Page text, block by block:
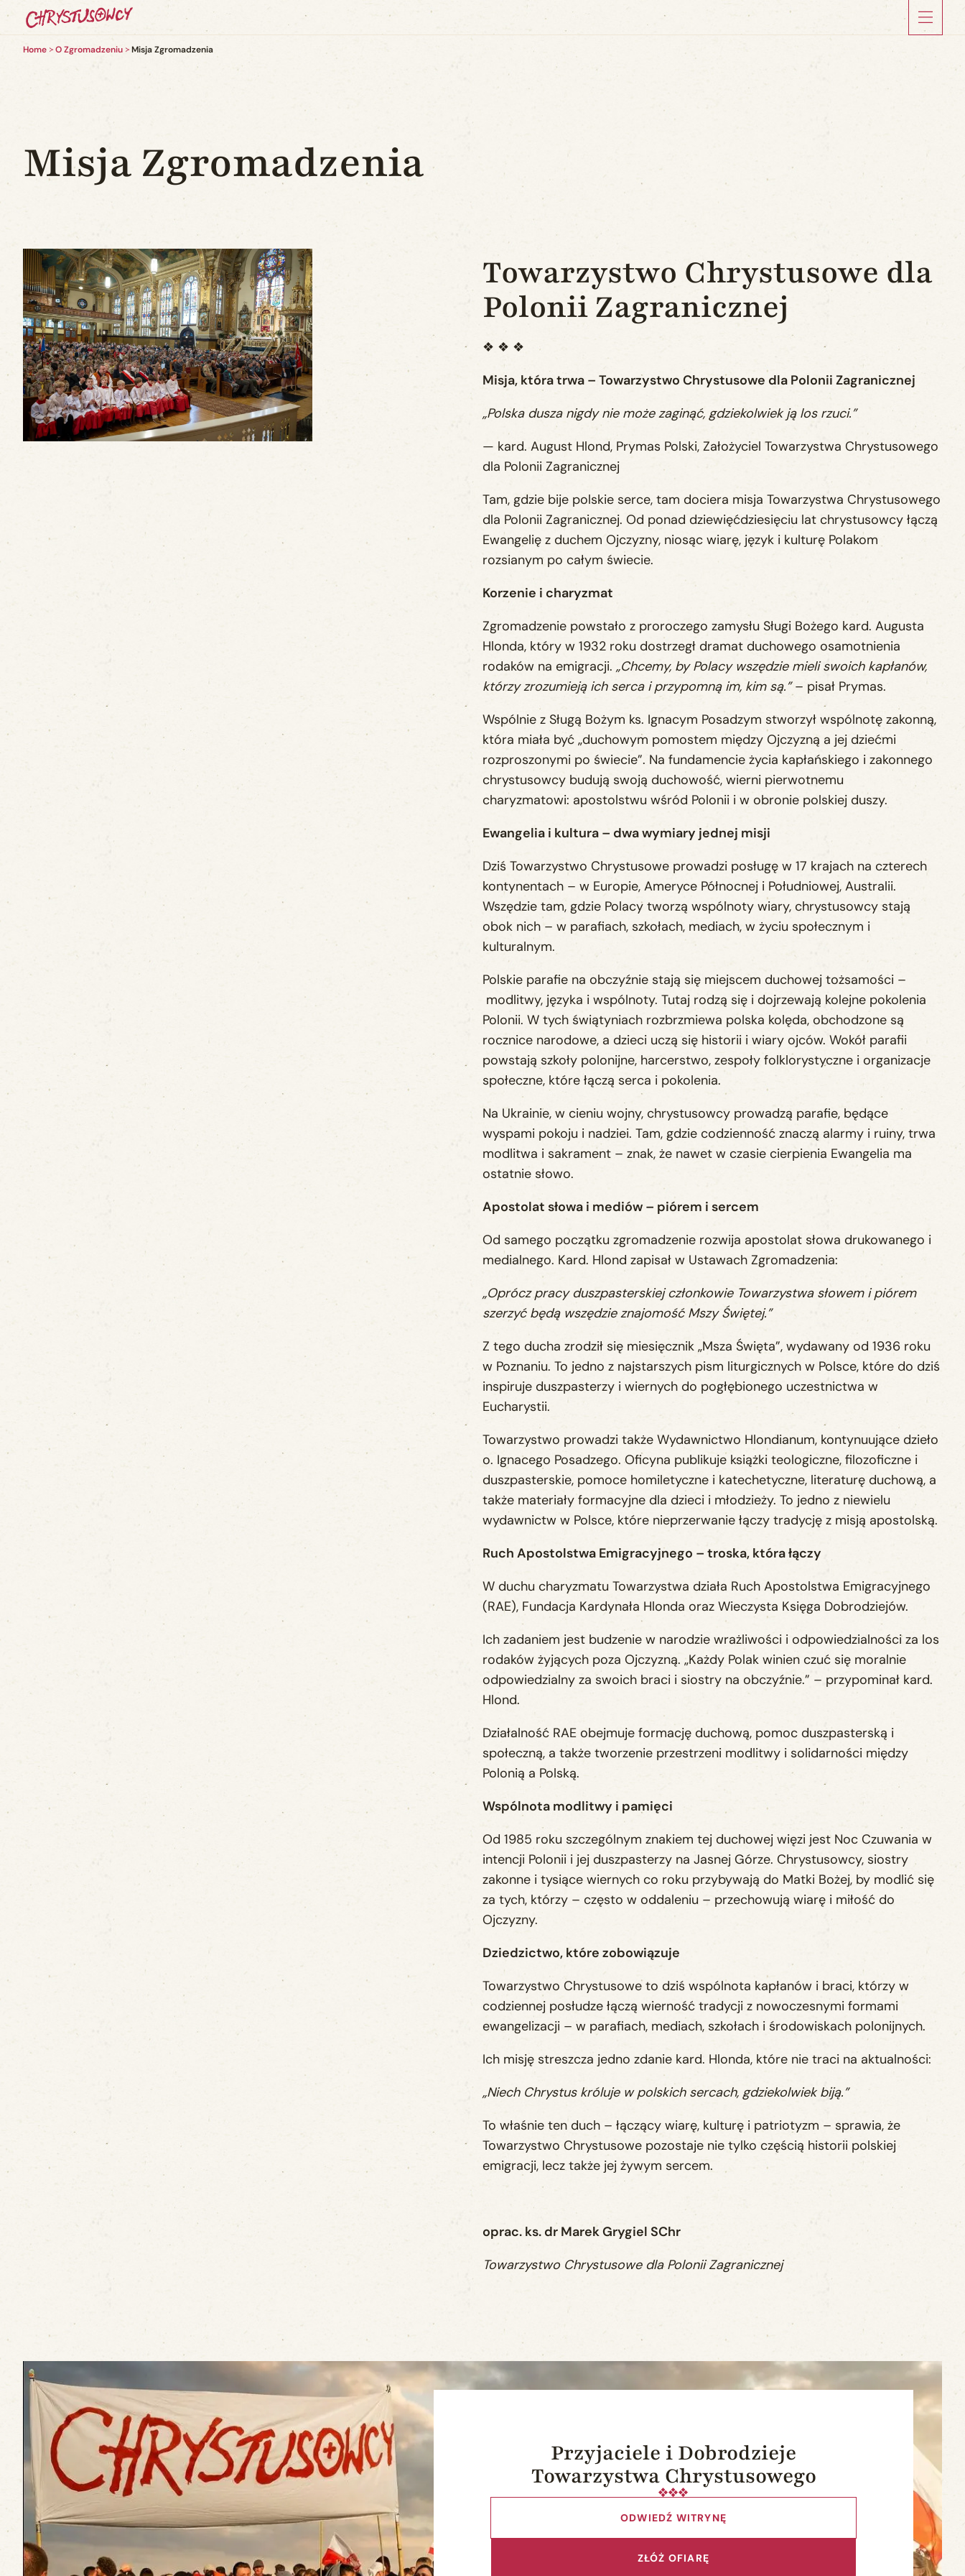
Home O Zgromadzeniu Misja Zgromadzenia
Misja Zgromadzenia
Towarzystwo Chrystusowe dla
Polonii Zagranicznej
❖ ❖ ❖
Misja, która trwa – Towarzystwo Chrystusowe dla Polonii Zagranicznej
„Polska dusza nigdy nie może zaginąć, gdziekolwiek ją los rzuci.”
— kard. August Hlond, Prymas Polski, Założyciel Towarzystwa Chrystusowego
dla Polonii Zagranicznej
Tam, gdzie bije polskie serce, tam dociera misja Towarzystwa Chrystusowego
dla Polonii Zagranicznej. Od ponad dziewięćdziesięciu lat chrystusowcy łączą
Ewangelię z duchem Ojczyzny, niosąc wiarę, język i kulturę Polakom
rozsianym po całym świecie.
Korzenie i charyzmat
Zgromadzenie powstało z proroczego zamysłu Sługi Bożego kard. Augusta
Hlonda, który w 1932 roku dostrzegł dramat duchowego osamotnienia
rodaków na emigracji. „Chcemy, by Polacy wszędzie mieli swoich kapłanów,
którzy zrozumieją ich serca i przypomną im, kim są.”– pisał Prymas.
Wspólnie z Sługą Bożym ks. Ignacym Posadzym stworzył wspólnotę zakonną,
która miała być „duchowym pomostem między Ojczyzną a jej dziećmi
rozproszonymi po świecie”. Na fundamencie życia kapłańskiego i zakonnego
chrystusowcy budują swoją duchowość, wierni pierwotnemu
charyzmatowi: apostolstwu wśród Polonii i w obronie polskiej duszy.
Ewangelia i kultura – dwa wymiary jednej misji
Dziś Towarzystwo Chrystusowe prowadzi posługę w 17 krajach na czterech
kontynentach – w Europie, Ameryce Północnej i Południowej, Australii.
Wszędzie tam, gdzie Polacy tworzą wspólnoty wiary, chrystusowcy stają
obok nich – w parafiach, szkołach, mediach, w życiu społecznym i
kulturalnym.
Polskie parafie na obczyźnie stają się miejscem duchowej tożsamości –
modlitwy, języka i wspólnoty. Tutaj rodzą się i dojrzewają kolejne pokolenia
Polonii. W tych świątyniach rozbrzmiewa polska kolęda, obchodzone są
rocznice narodowe, a dzieci uczą się historii i wiary ojców. Wokół parafii
powstają szkoły polonijne, harcerstwo, zespoły folklorystyczne i organizacje
społeczne, które łączą serca i pokolenia.
Na Ukrainie, w cieniu wojny, chrystusowcy prowadzą parafie, będące
wyspami pokoju i nadziei. Tam, gdzie codzienność znaczą alarmy i ruiny, trwa
modlitwa i sakrament – znak, że nawet w czasie cierpienia Ewangelia ma
ostatnie słowo.
Apostolat słowa i mediów – piórem i sercem
Od samego początku zgromadzenie rozwija apostolat słowa drukowanego i
medialnego. Kard. Hlond zapisał w Ustawach Zgromadzenia:
„Oprócz pracy duszpasterskiej członkowie Towarzystwa słowem i piórem
szerzyć będą wszędzie znajomość Mszy Świętej.”
Z tego ducha zrodził się miesięcznik „Msza Święta”, wydawany od 1936 roku
w Poznaniu. To jedno z najstarszych pism liturgicznych w Polsce, które do dziś
inspiruje duszpasterzy i wiernych do pogłębionego uczestnictwa w
Eucharystii.
Towarzystwo prowadzi także Wydawnictwo Hlondianum, kontynuujące dzieło
o. Ignacego Posadzego. Oficyna publikuje książki teologiczne, filozoficzne i
duszpasterskie, pomoce homiletyczne i katechetyczne, literaturę duchową, a
także materiały formacyjne dla dzieci i młodzieży. To jedno z niewielu
wydawnictw w Polsce, które nieprzerwanie łączy tradycję z misją apostolską.
Ruch Apostolstwa Emigracyjnego – troska, która łączy
W duchu charyzmatu Towarzystwa działa Ruch Apostolstwa Emigracyjnego
(RAE), Fundacja Kardynała Hlonda oraz Wieczysta Księga Dobrodziejów.
Ich zadaniem jest budzenie w narodzie wrażliwości i odpowiedzialności za los
rodaków żyjących poza Ojczyzną. „Każdy Polak winien czuć się moralnie
odpowiedzialny za swoich braci i siostry na obczyźnie.” – przypominał kard.
Hlond.
Działalność RAE obejmuje formację duchową, pomoc duszpasterską i
społeczną, a także tworzenie przestrzeni modlitwy i solidarności między
Polonią a Polską.
Wspólnota modlitwy i pamięci
Od 1985 roku szczególnym znakiem tej duchowej więzi jest Noc Czuwania w
intencji Polonii i jej duszpasterzy na Jasnej Górze. Chrystusowcy, siostry
zakonne i tysiące wiernych co roku przybywają do Matki Bożej, by modlić się
za tych, którzy – często w oddaleniu – przechowują wiarę i miłość do
Ojczyzny.
Dziedzictwo, które zobowiązuje
Towarzystwo Chrystusowe to dziś wspólnota kapłanów i braci, którzy w
codziennej posłudze łączą wierność tradycji z nowoczesnymi formami
ewangelizacji – w parafiach, mediach, szkołach i środowiskach polonijnych.
Ich misję streszcza jedno zdanie kard. Hlonda, które nie traci na aktualności:
„Niech Chrystus króluje w polskich sercach, gdziekolwiek biją.”
To właśnie ten duch – łączący wiarę, kulturę i patriotyzm – sprawia, że
Towarzystwo Chrystusowe pozostaje nie tylko częścią historii polskiej
emigracji, lecz także jej żywym sercem.
oprac. ks. dr Marek Grygiel SChr
Towarzystwo Chrystusowe dla Polonii Zagranicznej
Przyjaciele i Dobrodzieje
Towarzystwa Chrystusowego
ODWIEDŹ WITRYNĘ
ZŁÓŻ OFIARĘ